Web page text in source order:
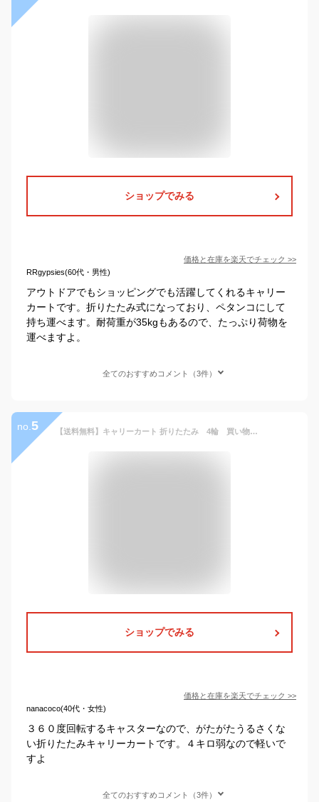
ショップでみる
価格と在庫を楽天でチェック >>
RRgypsies(60代・男性)
アウトドアでもショッピングでも活躍してくれるキャリー
カートです。折りたたみ式になっており、ペタンコにして
持ち運べます。耐荷重が35kgもあるので、たっぷり荷物を
運べますよ。
全てのおすすめコメント（3件）
no. 5 【送料無料】キャリーカート 折りたたみ 4輪 買い物カート フタ付 静音タイヤ ショッピング用 台車 アウトドア キャンプ用
ショップでみる
価格と在庫を楽天でチェック >>
nanacoco(40代・女性)
３６０度回転するキャスターなので、がたがたうるさくな
い折りたたみキャリーカートです。４キロ弱なので軽いで
すよ
全てのおすすめコメント（3件）